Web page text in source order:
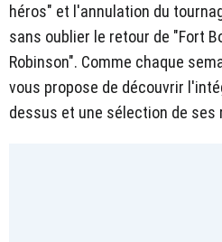
héros" et l'annulation du
sans oublier le retour de "Fort
Robinson". Comme chaque
vous propose de découvrir
dessus et une sélection de